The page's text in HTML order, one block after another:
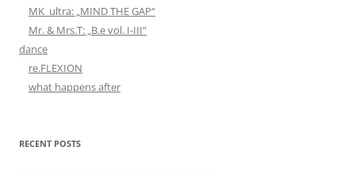
MK_ultra: „MIND THE GAP“
Mr. & Mrs.T: „B.e vol. I-III“
dance
re.FLEXION
what happens after
RECENT POSTS